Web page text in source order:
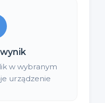
w wybranym
urządzenie